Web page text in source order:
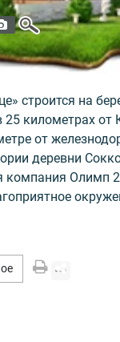
строится на
25 километрах от
от
деревни
компания Олимп
жизни.